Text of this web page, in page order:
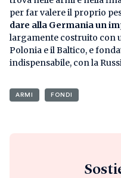
per far valere il proprio
dare alla Germania un
largamente costruito con
Polonia e il Baltico, e
indispensabile, con la
ARMI FONDI